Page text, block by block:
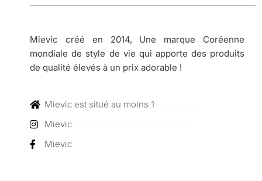
Mievic créé en 2014, Une marque Coréenne
mondiale de style de vie qui apporte des produits
de qualité élevés à un prix adorable !
Mievic est situé au moins 1
Mievic
Mievic